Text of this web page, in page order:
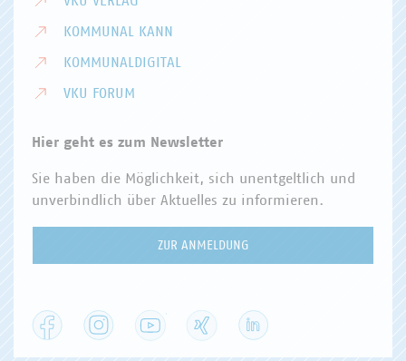
KOMMUNAL KANN
KOMMUNALDIGITAL
VKU FORUM
Hier geht es zum Newsletter
Sie haben die Möglichkeit, sich unentgeltlich und
unverbindlich über Aktuelles zu informieren.
ZUR ANMELDUNG
Facebook Instagram YouTube